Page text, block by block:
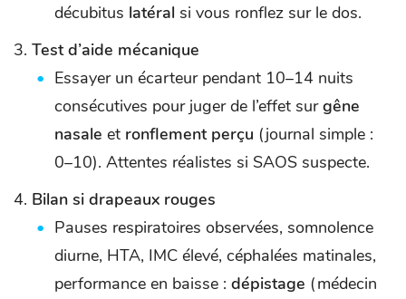
décubitus latéral si vous ronflez sur le dos.
Test d’aide mécanique
Essayer un écarteur pendant 10–14 nuits
consécutives pour juger de l’effet surgêne
nasale et ronflement perçu (journal simple :
0–10). Attentes réalistes si SAOS suspecte.
Bilan si drapeaux rouges
Pauses respiratoires observées, somnolence
diurne, HTA, IMC élevé, céphalées matinales,
performance en baisse : dépistage (médecin